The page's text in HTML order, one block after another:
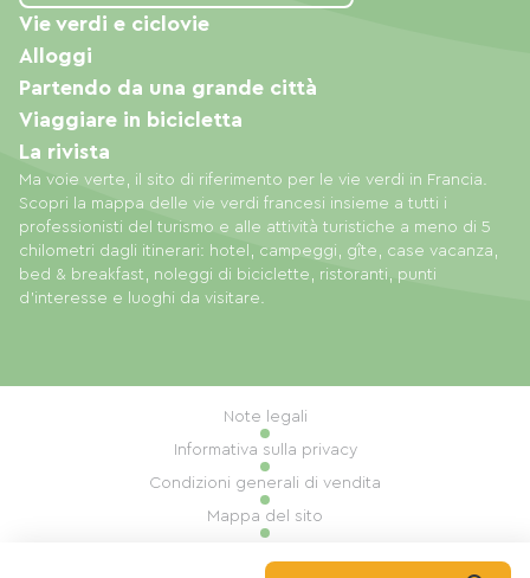
Ma voie verte, il sito di riferimento per le vie verdi in Francia.
Scopri la mappa delle vie verdi francesi insieme a tutti i
professionisti del turismo e alle attività turistiche a meno di 5
chilometri dagli itinerari: hotel, campeggi, gîte, case vacanza,
bed & breakfast, noleggi di biciclette, ristoranti, punti
d'interesse e luoghi da visitare.
Vie verdi e ciclovie
Alloggi
Partendo da una grande città
Viaggiare in bicicletta
La rivista
Note legali
Informativa sulla privacy
Condizioni generali di vendita
Mappa del sito